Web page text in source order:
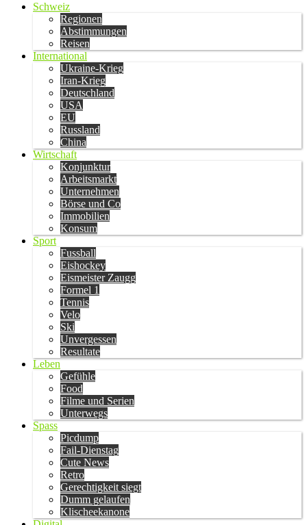
Schweiz
Regionen
Abstimmungen
Reisen
International
Ukraine-Krieg
Iran-Krieg
Deutschland
USA
EU
Russland
China
Wirtschaft
Konjunktur
Arbeitsmarkt
Unternehmen
Börse und Co
Immobilien
Konsum
Sport
Fussball
Eishockey
Eismeister Zaugg
Formel 1
Tennis
Velo
Ski
Unvergessen
Resultate
Leben
Gefühle
Food
Filme und Serien
Unterwegs
Spass
Picdump
Fail-Dienstag
Cute News
Retro
Gerechtigkeit siegt
Dumm gelaufen
Klischeekanone